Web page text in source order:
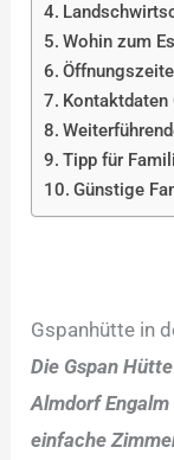
Wohin zum
Kontaktdaten
Tipp für
Günstige
Gspanhütte in
Die Gspan
Almdorf
einfache